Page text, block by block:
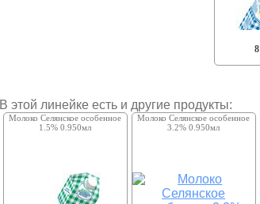
В этой линейке есть и другие продукты:
Молоко Селянское особенное
1.5% 0.950мл
Молоко Селянское особенное
3.2% 0.950мл